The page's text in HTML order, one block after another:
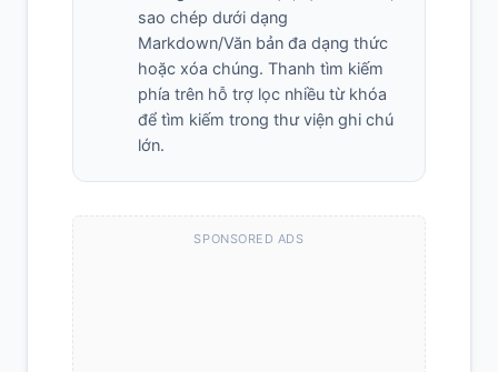
sao chép dưới dạng
Markdown/Văn bản đa dạng thức
hoặc xóa chúng. Thanh tìm kiếm
phía trên hỗ trợ lọc nhiều từ khóa
để tìm kiếm trong thư viện ghi chú
lớn.
SPONSORED ADS